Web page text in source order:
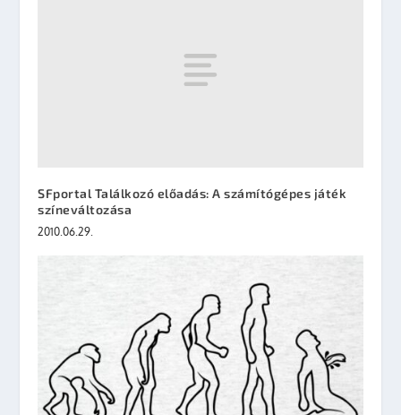
SFportal Találkozó előadás: A számítógépes játék
színeváltozása
2010.06.29.